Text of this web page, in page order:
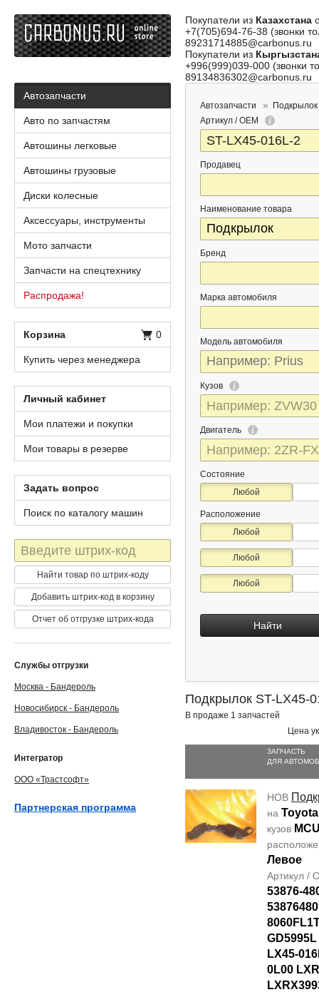
Покупатели из Казахстана
+7(705)694-76-38 (звонки
89231714885@carbonus.ru
Покупатели из
+996(999)039-000 (звонки
89134836302@carbonus.ru
Автозапчасти
Подкрылок
Артикул / OEM
Продавец
Наименование товара
Бренд
Марка автомобиля
Модель автомобиля
Кузов
Двигатель
Состояние
Любой
Расположение
Любой
Любой
Любой
Найти
Подкрылок ST-LX45-
В продаже 1 запчастей
Цена
ЗАПЧАСТЬ
ДЛЯ
НОВ
на
кузов
Левое
Артикул /
53876-
LX45-
0L00
Автозапчасти
Авто по запчастям
Автошины легковые
Автошины грузовые
Диски колесные
Аксессуары, инструменты
Мото запчасти
Запчасти на спецтехнику
Распродажа!
Корзина 0
Купить через менеджера
Личный кабинет
Мои платежи и покупки
Мои товары в резерве
Задать вопрос
Поиск по каталогу машин
Штрих-
код
Найти товар по штрих-коду
Добавить штрих-код в корзину
Отчет об отгрузке штрих-кода
Службы отгрузки
Москва - Бандероль
Новосибирск - Бандероль
Владивосток - Бандероль
Интегратор
ООО «Трастсофт»
Партнерская программа